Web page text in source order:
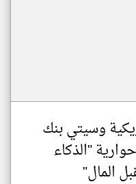
وسيتي بنك
"الذكاء
المال"